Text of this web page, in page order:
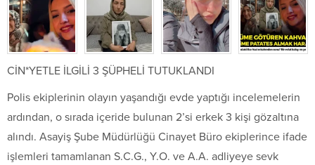
CİN*YETLE İLGİLİ 3 ŞÜPHELİ TUTUKLANDI
Polis ekiplerinin olayın yaşandığı evde yaptığı incelemelerin
ardından, o sırada içeride bulunan 2’si erkek 3 kişi gözaltına
alındı. Asayiş Şube Müdürlüğü Cinayet Büro ekiplerince ifade
işlemleri tamamlanan S.C.G., Y.O. ve A.A. adliyeye sevk